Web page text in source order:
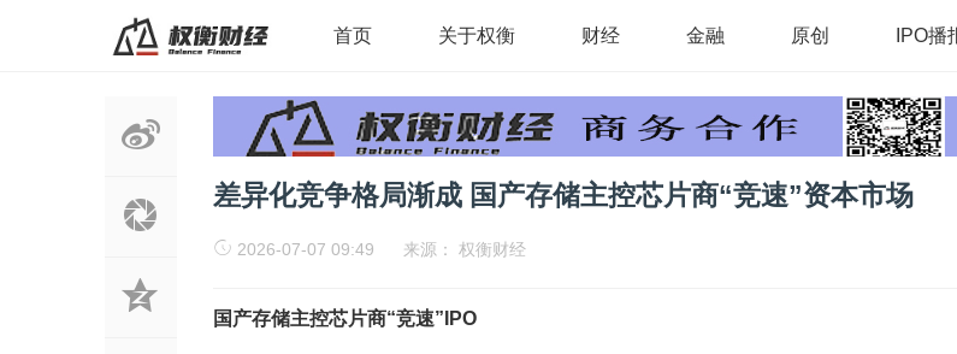
首页 关于权衡 财经 金融 原创 IPO播
差异化竞争格局渐成 国产存储主控芯片商“竞速”资本市场
2026-07-07 09:49 来源： 权衡财经
国产存储主控芯片商“竞速”IPO